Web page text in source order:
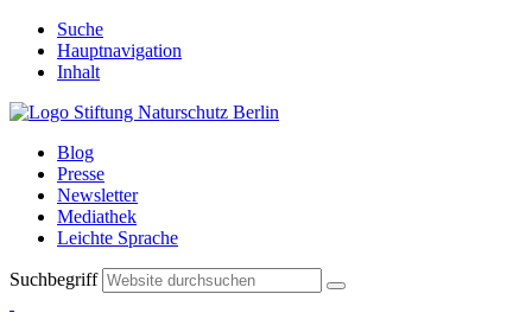
Suche
Hauptnavigation
Inhalt
Blog
Presse
Newsletter
Mediathek
Leichte Sprache
Suchbegriff